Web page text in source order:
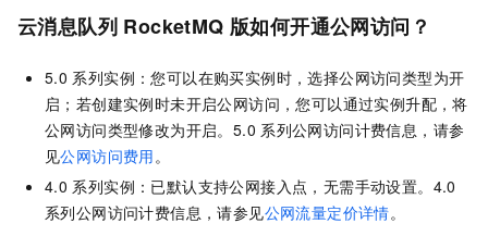
云消息队列 RocketMQ 版如何开通公网访问？
5.0 系列实例：您可以在购买实例时，选择公网访问类型为开
启；若创建实例时未开启公网访问，您可以通过实例升配，将
公网访问类型修改为开启。5.0 系列公网访问计费信息，请参
见公网访问费用 。
4.0 系列实例：已默认支持公网接入点，无需手动设置。4.0
系列公网访问计费信息，请参见公网流量定价详情。